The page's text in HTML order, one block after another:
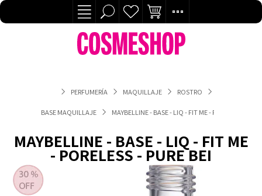
PERFUMERÍA MAQUILLAJE ROSTRO
BASE MAQUILLAJE MAYBELLINE - BASE - LIQ - FIT ME - PORELESS -
MAYBELLINE - BASE - LIQ - FIT ME
- PORELESS - PURE BEI